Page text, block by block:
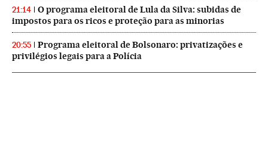
21:14
O programa eleitoral de Lula da Silva: subidas de
impostos para os ricos e proteção para as minorias
20:55
Programa eleitoral de Bolsonaro: privatizações e
privilégios legais para a Polícia